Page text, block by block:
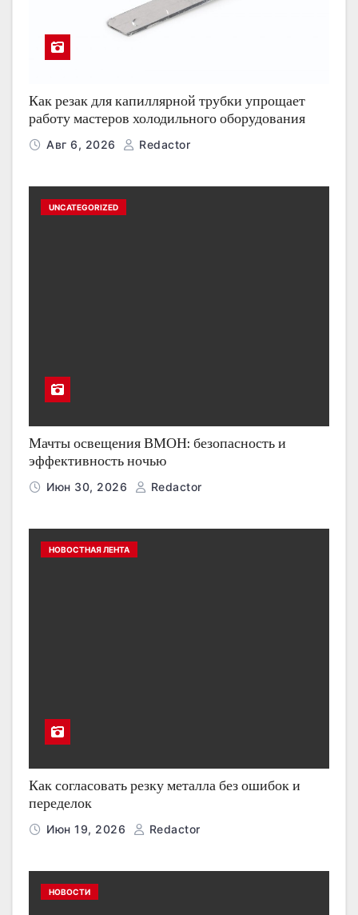
Как резак для капиллярной трубки упрощает
работу мастеров холодильного оборудования
Авг 6, 2026 Redactor
UNCATEGORIZED
Мачты освещения ВМОН: безопасность и
эффективность ночью
Июн 30, 2026 Redactor
НОВОСТНАЯ ЛЕНТА
Как согласовать резку металла без ошибок и
переделок
Июн 19, 2026 Redactor
НОВОСТИ